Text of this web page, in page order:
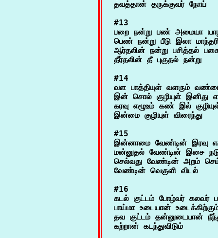
#13
பறை நன்று பண் அமையா
பெண் நன்று பீடு இலா
ஆர்தலின் நன்று பசித்தல்
#14
வள பாத்தியுள் வளரும்
இன் சொல் குழியுள் இனிது
கரவு எழூஉம் கண் இல்
#15
இன்னாமை வேண்டின் இரவு
மன்னுதல் வேண்டின் இசை
செல்வது வேண்டின் அறம்
#16
கடல் குட்டம் போழ்வர் கலவர்
பாய்மா உடையான்
தவ குட்டம் தன்னுடையான்